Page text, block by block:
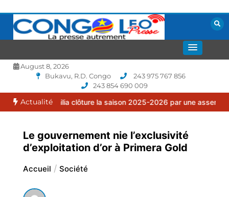
contenu
CONGOLEO
August 8, 2026
Bukavu, R.D. Congo
243 975 767 856
243 854 690 009
Actualité
Familia clôture la saison 2025-2026 par une assemblée générale
Le gouvernement nie l’exclusivité
d’exploitation d’or à Primera Gold
Accueil Société